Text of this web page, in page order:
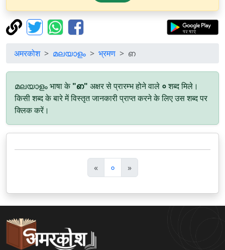
अमरकोश മലയാളം भ्रमण ഩ
മലയാളം भाषा के "ഩ" अक्षर से प्रारम्भ होने वाले ०शब्द मिले।
किसी शब्द के बारे में विस्तृत जानकारी प्राप्त करने के लिए उस शब्द पर
क्लिक करें।
«पि
छ
ला
० »अ
ग
ला